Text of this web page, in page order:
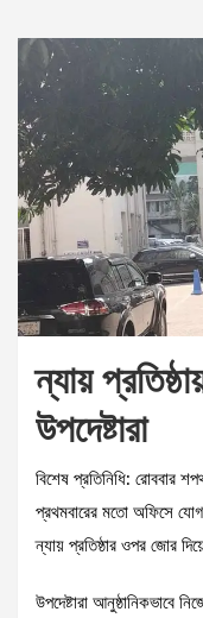
ন্যায়
উপদেষ্টারা
বিশেষ প্রতিনিধি: রোববার
প্রথমবারের মতো অফিসে
ন্যায় প্রতিষ্ঠার ওপর জোর
উপদেষ্টারা আনুষ্ঠানিকভাবে